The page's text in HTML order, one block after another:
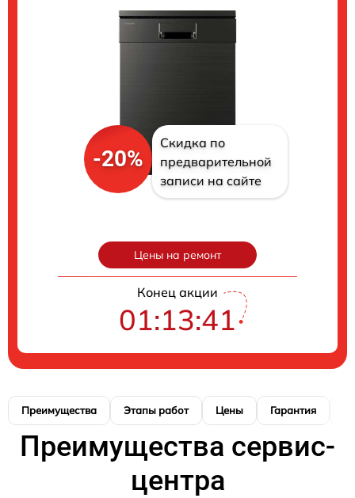
-20%
Скидка по
предварительной
записи на сайте
Цены на ремонт
Конец акции
01:13:39
Преимущества Этапы работ Цены Гарантия
Преимущества сервис-
центра